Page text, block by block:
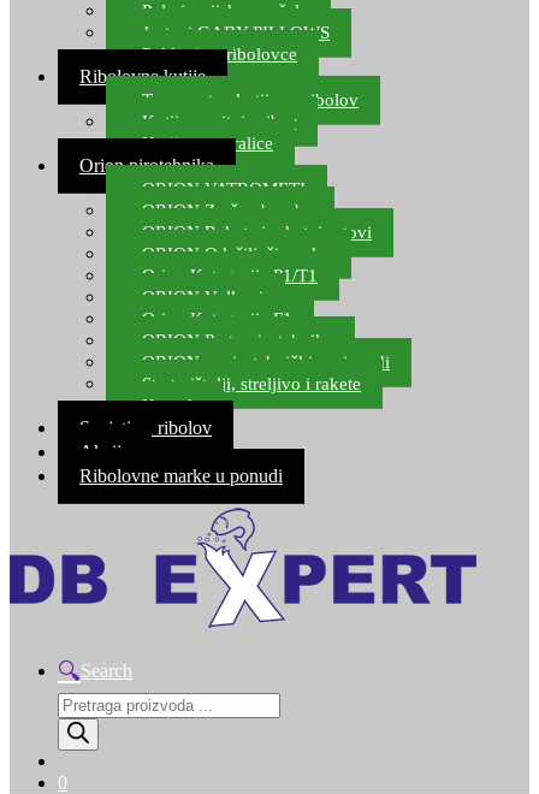
Polarizacijske naočale
Jastuci GABY PILLOWS
Pokloni za ribolovce
Ribolovne kutije
Transportne kutije za ribolov
Kutije za sitni pribor
Kutije za varalice
Orion pirotehnika
ORION VATROMETI
ORION Zračne bombe
ORION Rakete i raketni setovi
ORION Odašiljači zvuka
Orion Kategorija P1/T1
ORION Vulkani
Orion Kategorija F1
ORION Party pirotehnika
ORION nepirotehnički proizvodi
Start pištolji, streljivo i rakete
Kontakt
Savjeti za ribolov
Akcija
Ribolovne marke u ponudi
Search
Products
search
0